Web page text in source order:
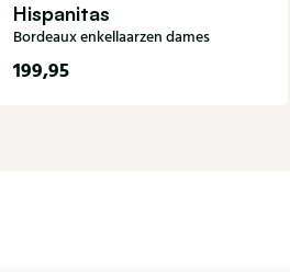
Hispanitas
Bordeaux enkellaarzen dames
199,95